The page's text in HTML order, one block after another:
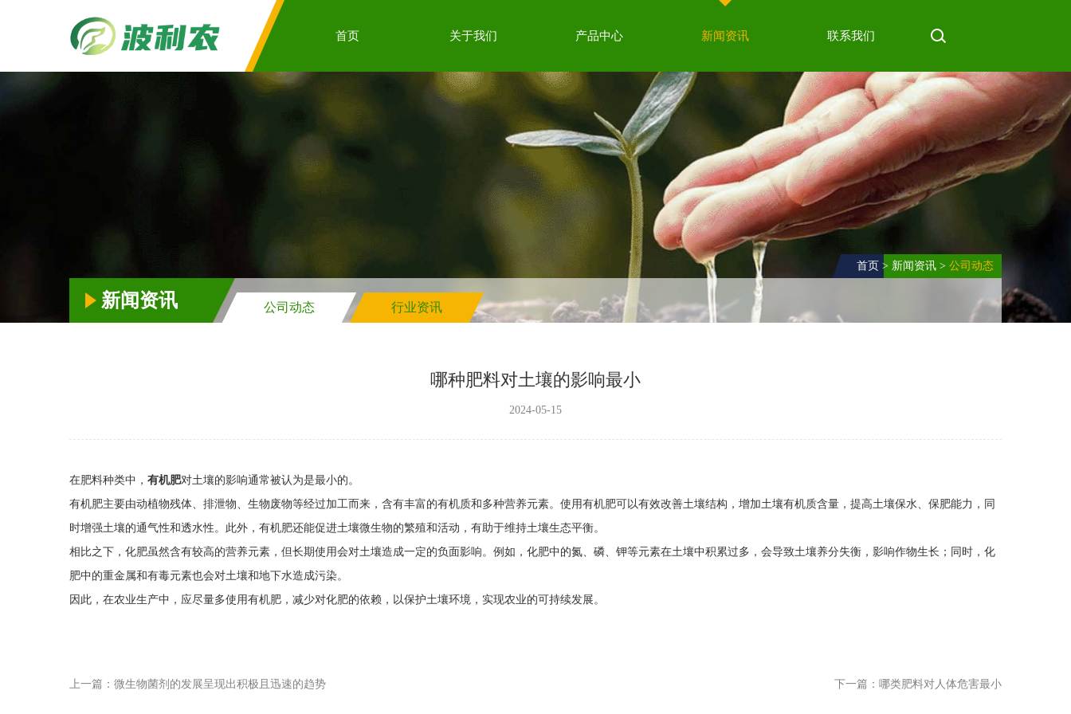
首页 关于我们 产品中心 新闻资讯 联系我们
新闻资讯
首页 > 新闻资讯 > 公司动态
公司动态 行业资讯
哪种肥料对土壤的影响最小
2024-05-15
在肥料种类中， 有机肥对土壤的影响通常被认为是最小的。
有机肥主要由动植物残体、排泄物、生物废物等经过加工而来，含有丰富的有机质和多种营养元素。使用有机肥可以有效改善土壤结构，增加土壤有机质含量，提高土壤保水、保肥能力，同
时增强土壤的通气性和透水性。此外，有机肥还能促进土壤微生物的繁殖和活动，有助于维持土壤生态平衡。
相比之下，化肥虽然含有较高的营养元素，但长期使用会对土壤造成一定的负面影响。例如，化肥中的氮、磷、钾等元素在土壤中积累过多，会导致土壤养分失衡，影响作物生长；同时，化
肥中的重金属和有毒元素也会对土壤和地下水造成污染。
因此，在农业生产中，应尽量多使用有机肥，减少对化肥的依赖，以保护土壤环境，实现农业的可持续发展。
上一篇：微生物菌剂的发展呈现出积极且迅速的趋势 下一篇：哪类肥料对人体危害最小